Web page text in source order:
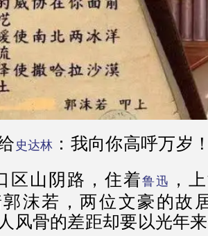
史达林 ：我向你高呼万岁
区山阴路，住着鲁迅
，
沫若，两位文豪的故
风骨的差距却要以光年